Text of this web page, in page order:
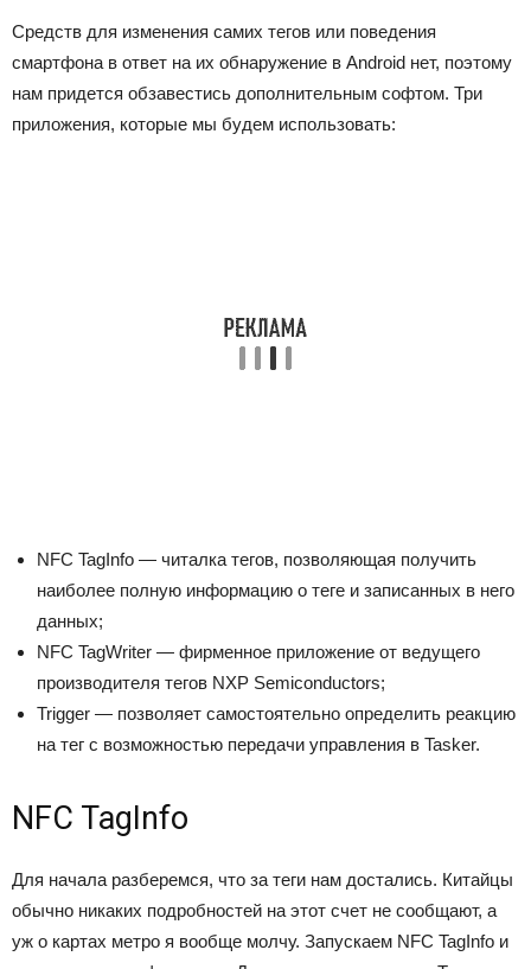
Средств для изменения самих тегов или поведения
смартфона в ответ на их обнаружение в Android нет, поэтому
нам придется обзавестись дополнительным софтом. Три
приложения, которые мы будем использовать:
NFC TagInfo — читалка тегов, позволяющая получить
наиболее полную информацию о теге и записанных в него
данных;
NFC TagWriter — фирменное приложение от ведущего
производителя тегов NXP Semiconductors;
Trigger — позволяет самостоятельно определить реакцию
на тег с возможностью передачи управления в Tasker.
NFC TagInfo
Для начала разберемся, что за теги нам достались. Китайцы
обычно никаких подробностей на этот счет не сообщают, а
уж о картах метро я вообще молчу. Запускаем NFC TagInfo и